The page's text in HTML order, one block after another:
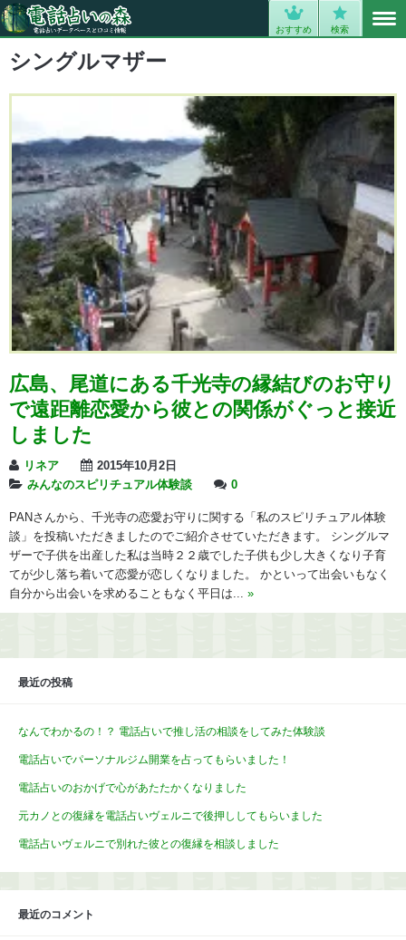
おすすめ 検索
シングルマザー
広島、尾道にある千光寺の縁結びのお守り
で遠距離恋愛から彼との関係がぐっと接近
しました
リネア
2015年10月2日
みんなのスピリチュアル体験談
0
PANさんから、千光寺の恋愛お守りに関する「私のスピリチュアル体験
談」を投稿いただきましたのでご紹介させていただきます。 シングルマ
ザーで子供を出産した私は当時２２歳でした子供も少し大きくなり子育
てが少し落ち着いて恋愛が恋しくなりました。 かといって出会いもなく
自分から出会いを求めることもなく平日は... »
最近の投稿
なんでわかるの！？ 電話占いで推し活の相談をしてみた体験談
電話占いでパーソナルジム開業を占ってもらいました！
電話占いのおかげで心があたたかくなりました
元カノとの復縁を電話占いヴェルニで後押ししてもらいました
電話占いヴェルニで別れた彼との復縁を相談しました
最近のコメント